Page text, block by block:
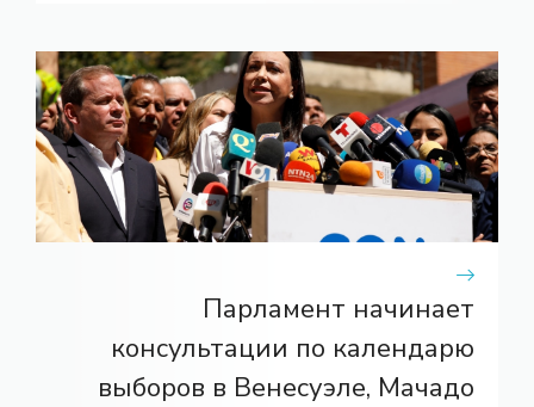
Парламент начинает
консультации по календарю
выборов в Венесуэле, Мачадо